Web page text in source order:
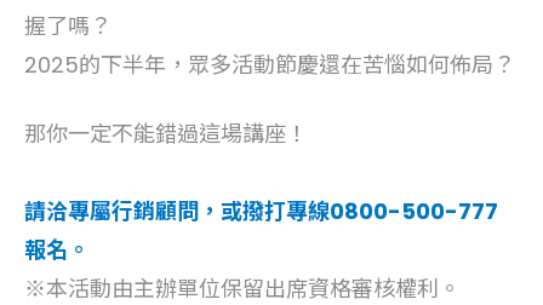
握了嗎？
2025的下半年，眾多活動節慶還在苦惱如何佈局？
那你一定不能錯過這場講座！
請洽專屬行銷顧問，或撥打專線0800-500-777
報名。
※本活動由主辦單位保留出席資格審核權利。